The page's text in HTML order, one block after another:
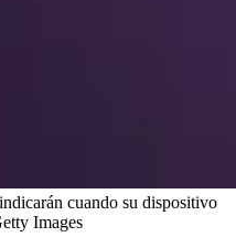
cuando su dispositivo
Images